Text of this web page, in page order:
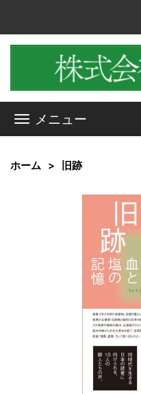
メニュー
ホーム 旧跡